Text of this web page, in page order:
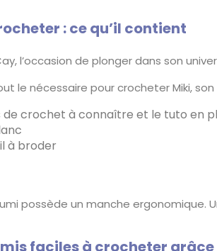
: ce qu’il contient
l’occasion de plonger dans son
le nécessaire pour crocheter Miki,
crochet à connaître et le tuto en
à broder
possède un manche ergonomique.
faciles à crocheter grâce